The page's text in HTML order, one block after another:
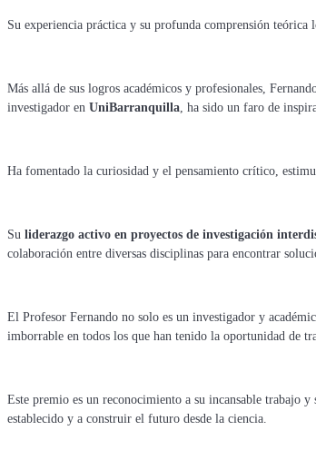
Su experiencia práctica y su profunda comprensión teórica
Más allá de sus logros académicos y profesionales,
investigador en UniBarranquilla, ha sido un faro de
Ha fomentado la curiosidad y el pensamiento crítico,
Su liderazgo activo en proyectos de investigación
colaboración entre diversas disciplinas para encontrar
El Profesor Fernando no solo es un investigador y
imborrable en todos los que han tenido la oportunidad de
Este premio es un reconocimiento a su incansable trabajo y
establecido y a construir el futuro desde la ciencia.